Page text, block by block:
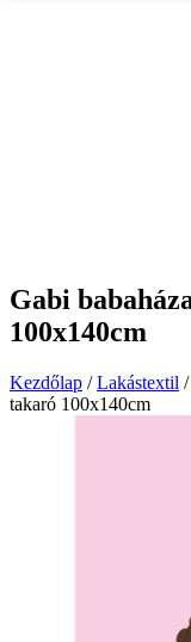
Gabi
100x140cm
Kezdőlap /Lakástextil /
takaró 100x140cm